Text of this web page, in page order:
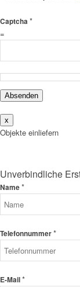
Captcha *
=
Absenden
x
Objekte einliefern
Unverbindliche
Name*
Telefonnummer*
E-Mail*